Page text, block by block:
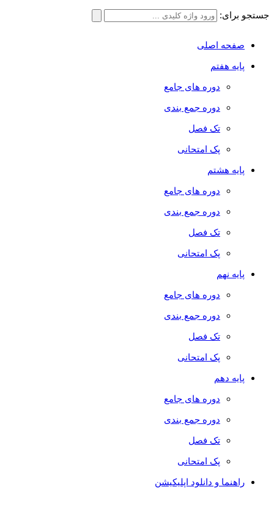
جستجو برای:
صفحه اصلی
پایه هفتم
دوره های جامع
دوره جمع بندی
تک فصل
پک امتحانی
پایه هشتم
دوره های جامع
دوره جمع بندی
تک فصل
پک امتحانی
پایه نهم
دوره های جامع
دوره جمع بندی
تک فصل
پک امتحانی
پایه دهم
دوره های جامع
دوره جمع بندی
تک فصل
پک امتحانی
راهنما و دانلود اپلیکیشن